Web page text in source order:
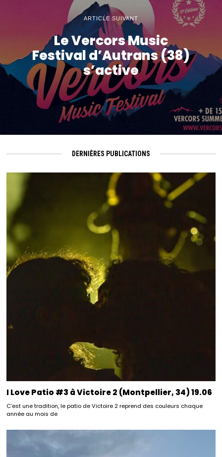
ARTICLE SUIVANT
Le Vercors Music
Festival d’Autrans (38)
s’active
DERNIÈRES PUBLICATIONS
I Love Patio #3 à Victoire 2 (Montpellier, 34) 19.06
C’est une tradition, le patio de Victoire 2 reprend des couleurs chaque
année au mois de